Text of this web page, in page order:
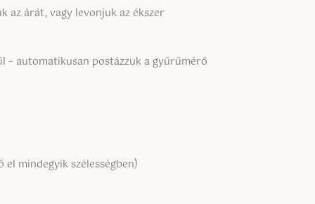
az árát, vagy levonjuk az ékszer
– automatikusan postázzuk a gyűrűmérő
mindegyik szélességben)